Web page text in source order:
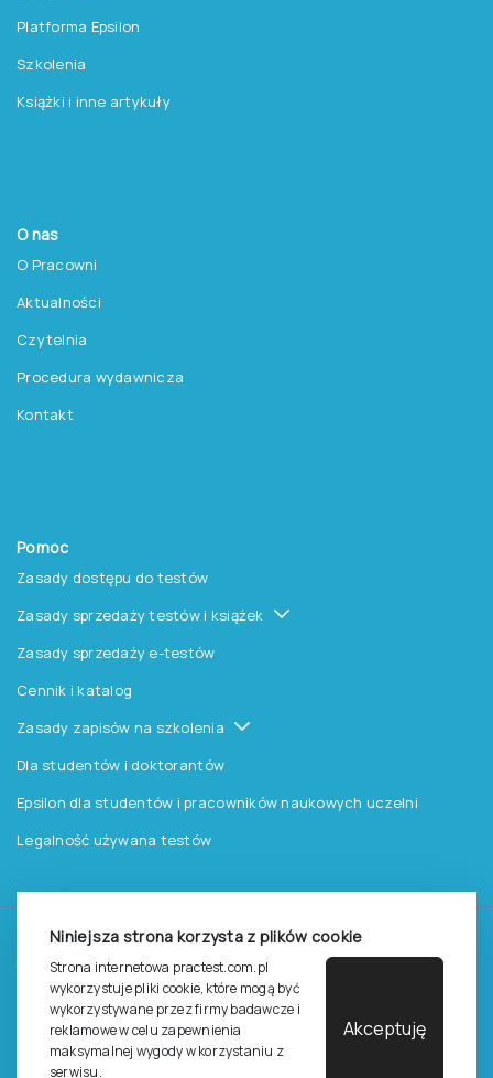
Niniejsza strona korzysta z plików cookie
Strona internetowa practest.com.pl
wykorzystuje pliki cookie, które mogą być
wykorzystywane przez firmy badawcze i
reklamowe w celu zapewnienia
maksymalnej wygody w korzystaniu z
serwisu.
Akceptuję
Platforma Epsilon
Szkolenia
Książki i inne artykuły
O nas
O Pracowni
Aktualności
Czytelnia
Procedura wydawnicza
Kontakt
Pomoc
Zasady dostępu do testów
Zasady sprzedaży testów i książek
Zasady sprzedaży e-testów
Cennik i katalog
Zasady zapisów na szkolenia
Dla studentów i doktorantów
Epsilon dla studentów i pracowników naukowych uczelni
Legalność używana testów
Pracownia Testów Psychologicznych Polskiego
Towarzystwa Psychologicznego sp. z o.o.
Wszelkie prawa zastrzeżone.
Regulamin Polityka prywantości